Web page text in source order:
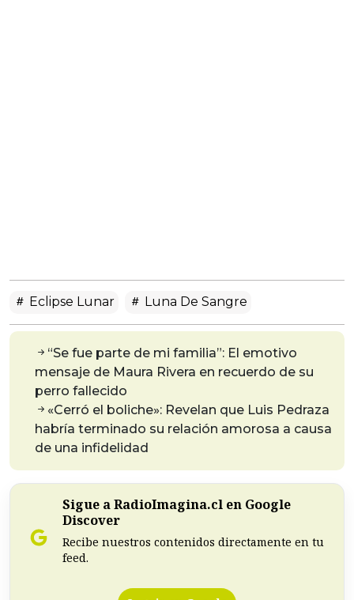
Eclipse Lunar Luna De Sangre
“Se fue parte de mi familia”: El emotivo
mensaje de Maura Rivera en recuerdo de su
perro fallecido
«Cerró el boliche»: Revelan que Luis Pedraza
habría terminado su relación amorosa a causa
de una infidelidad
Sigue a RadioImagina.cl en Google
Discover
Recibe nuestros contenidos directamente en tu
feed.